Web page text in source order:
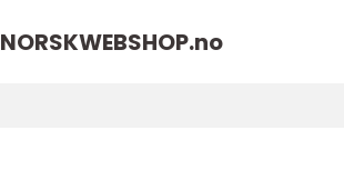
NORSKWEBSHOP.no